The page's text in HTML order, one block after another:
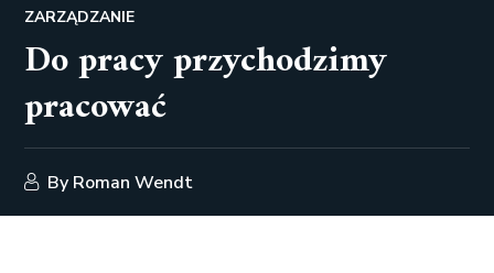
ZARZĄDZANIE
Do pracy przychodzimy
pracować
By Roman Wendt